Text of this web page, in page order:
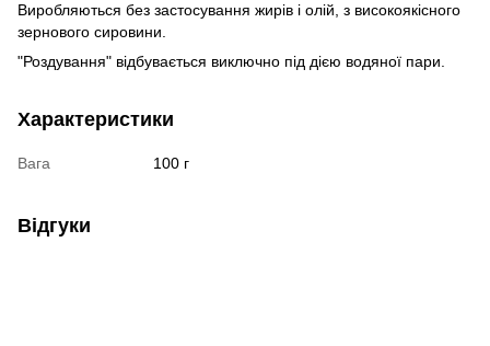
Виробляються без застосування жирів і олій, з високоякісного
зернового сировини.
"Роздування" відбувається виключно під дією водяної пари.
Характеристики
Вага 100 г
Відгуки